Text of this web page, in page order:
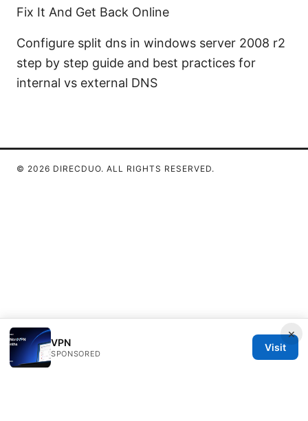
Fix It And Get Back Online
Configure split dns in windows server 2008 r2
step by step guide and best practices for
internal vs external DNS
×
VPN
SPONSORED
Visit
© 2026 DIRECDUO. ALL RIGHTS RESERVED.